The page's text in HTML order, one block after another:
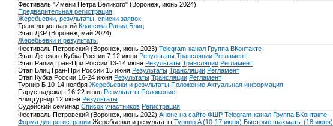
Фестиваль "Имени Петра Великого" (Воронеж, июнь 2024)
Предварительная регистрация
Жеребьевки, результаты, списки заявок
Трансляция партий Классика Рапид Блиц
Этап ДКР (Воронеж, май 2024)
Жеребьевки и результаты
Фестиваль Петровский (Воронеж, июнь 2023) Telegram-канал Группа ВКонтакте
Этап Детского Кубка России 7-12 июня Результаты Трансляции Регламент
Этап Рапид Гран-При России 13-14 июня Результаты Трансляции Регламент
Этап Блиц Гран-При России 15 июня Результаты Трансляции Регламент
Этап Кубка России 16-24 июня Результаты Трансляции Регламент
Турнир Б 10-14 ноября Жеребьевки и результаты Положение Актуальная информация
Парус надежды 16-22 июня Результаты Положение
Блицтурнир 12 июня Результаты
Судейский семинар Список участников Регистрация
Фестиваль Петровский (Воронеж, июнь 2022) Анонс на сайте ФШР Telegram-канал Группа ВКонтакте
Форма для регистрации Жеребьевки и результаты Турнир A (10-17 июня) Быстрые шахматы (18 июня)